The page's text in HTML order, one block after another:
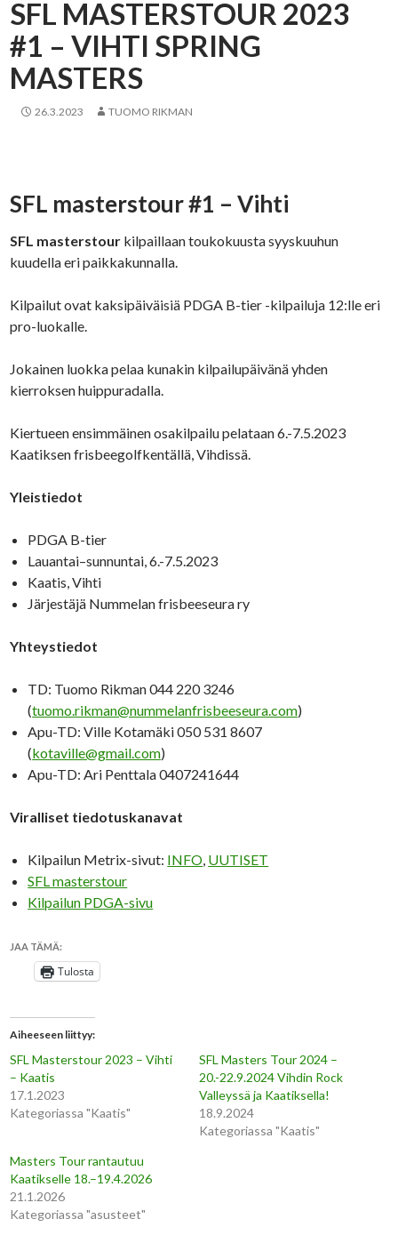
SFL MASTERSTOUR 2023
#1 – VIHTI SPRING
MASTERS
26.3.2023 TUOMO RIKMAN
SFL masterstour #1 – Vihti
SFL masterstour kilpaillaan toukokuusta syyskuuhun
kuudella eri paikkakunnalla.
Kilpailut ovat kaksipäiväisiä PDGA B-tier -kilpailuja 12:lle eri
pro-luokalle.
Jokainen luokka pelaa kunakin kilpailupäivänä yhden
kierroksen huippuradalla.
Kiertueen ensimmäinen osakilpailu pelataan 6.-7.5.2023
Kaatiksen frisbeegolfkentällä, Vihdissä.
Yleistiedot
PDGA B-tier
Lauantai–sunnuntai, 6.-7.5.2023
Kaatis, Vihti
Järjestäjä Nummelan frisbeeseura ry
Yhteystiedot
TD: Tuomo Rikman 044 220 3246
(tuomo.rikman@nummelanfrisbeeseura.com)
Apu-TD: Ville Kotamäki 050 531 8607
(kotaville@gmail.com)
Apu-TD: Ari Penttala 0407241644
Viralliset tiedotuskanavat
Kilpailun Metrix-sivut: INFO, UUTISET
SFL masterstour
Kilpailun PDGA-sivu
JAA TÄMÄ:
Tulosta
Aiheeseen liittyy
SFL Masterstour 2023 – Vihti
– Kaatis
17.1.2023
Kategoriassa "Kaatis"
SFL Masters Tour 2024 –
20.-22.9.2024 Vihdin Rock
Valleyssä ja Kaatiksella!
18.9.2024
Kategoriassa "Kaatis"
Masters Tour rantautuu
Kaatikselle 18.–19.4.2026
21.1.2026
Kategoriassa "asusteet"